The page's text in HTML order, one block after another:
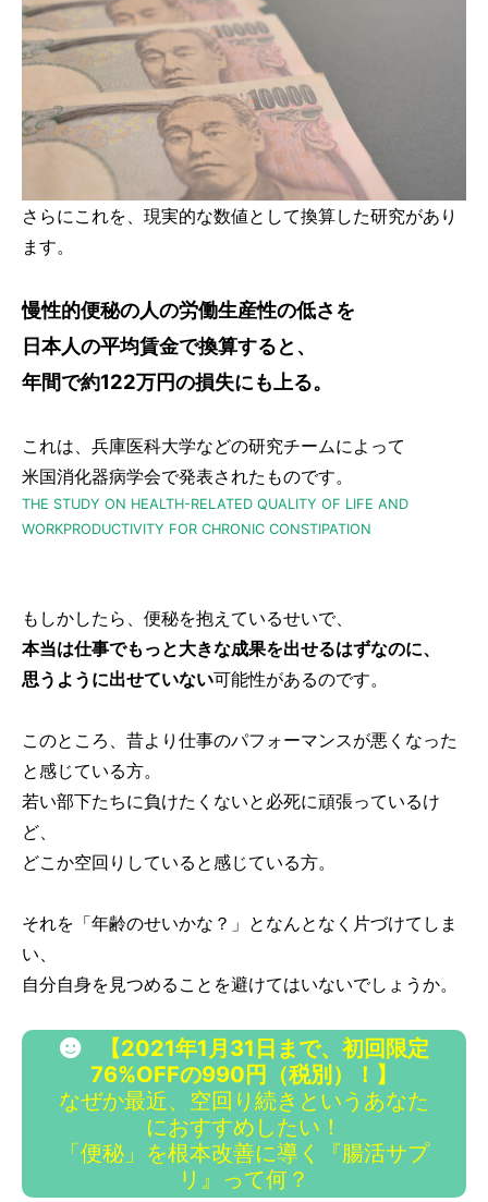
さらにこれを、現実的な数値として換算した研究があり
ます。
慢性的便秘の人の労働生産性の低さを
日本人の平均賃金で換算すると、
年間で約122万円の損失にも上る。
これは、兵庫医科大学などの研究チームによって
米国消化器病学会で発表されたものです。
THE STUDY ON HEALTH-RELATED QUALITY OF LIFE AND
WORKPRODUCTIVITY FOR CHRONIC CONSTIPATION
もしかしたら、便秘を抱えているせいで、
本当は仕事でもっと大きな成果を出せるはずなのに、
思うように出せていない可能性があるのです。
このところ、昔より仕事のパフォーマンスが悪くなった
と感じている方。
若い部下たちに負けたくないと必死に頑張っているけ
ど、
どこか空回りしていると感じている方。
それを「年齢のせいかな？」となんとなく片づけてしま
い、
自分自身を見つめることを避けてはいないでしょうか。
【2021年1月31日まで、初回限定
76%OFFの990円（税別）！】
なぜか最近、空回り続きというあなた
におすすめしたい！
「便秘」を根本改善に導く『腸活サプ
リ』って何？